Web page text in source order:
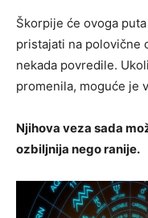
Škorpije će ovoga
pristajati na polovične
nekada povredile.
promenila, moguće je
Njihova veza sada
ozbiljnija nego ranije.